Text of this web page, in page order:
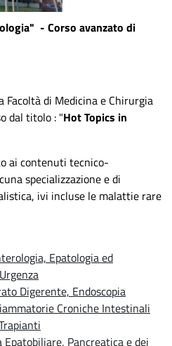
- Corso avanzato di
di Medicina e Chirurgia
dal titolo : "HotTopics in
ai contenuti tecnico-
specializzazione e di
ivi incluse le malattie rare
Epatologia ed
Digerente, Endoscopia
Croniche Intestinali
Pancreatica e dei